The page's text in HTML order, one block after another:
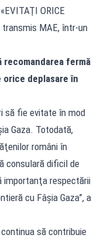
ORICE
transmis MAE, într-un
fermă
deplasare în
să fie evitate în mod
Gaza. Totodată,
români în
consulară dificil de
importanţa respectării
cu Fâşia Gaza”, a
să contribuie